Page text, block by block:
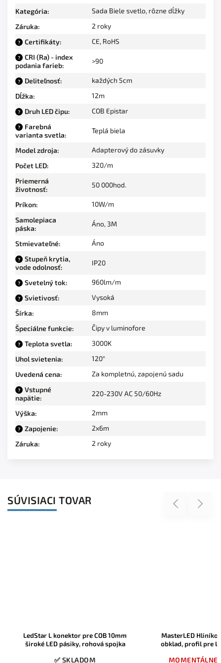
Kategória:
Sada Biele svetlo, rôzne dĺžky
Záruka: 2 roky
? Certifikáty: CE, RoHS
?
CRI (Ra) - index
podania farieb:
>90
? Deliteľnosť:
každých 5cm
Dĺžka: 12m
? Druh LED čipu: COB Epistar
?
Farebná
varianta svetla:
Teplá biela
Model zdroja:
Adapterový do zásuvky
Počet LED:
320/m
Priemerná
životnosť:
50 000hod.
Príkon:
10W/m
Samolepiaca
páska:
Áno, 3M
Stmievateľné: Áno
?
Stupeň krytia,
vode odolnosť:
IP20
? Svetelný tok: 960lm/m
? Svietivosť:
Vysoká
Šírka:
8mm
Špeciálne funkcie: Čipy v luminofore
? Teplota svetla:
3000K
Uhol svietenia:
120°
Uvedená cena: Za kompletnú, zapojenú sadu
?
Vstupné
napätie:
220-230V AC 50/60Hz
Výška: 2mm
? Zapojenie:
2x6m
Záruka: 2 roky
SÚVISIACI TOVAR Previous
MasterLED Hliníková lišta 10mm Pod
obklad, profil pre LED pásiky, 2m, 1ks
MOMENTÁLNE NEDOSTUPNÉ
Brolux
anodizovaný
Next